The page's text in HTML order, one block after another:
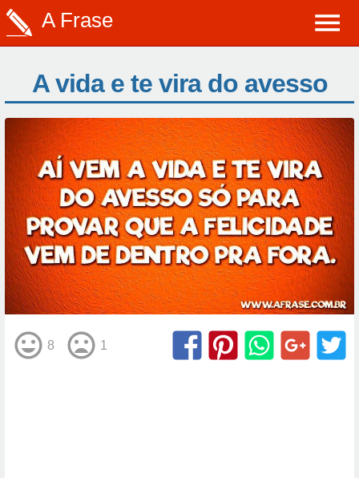
A Frase
A vida e te vira do avesso
8 1